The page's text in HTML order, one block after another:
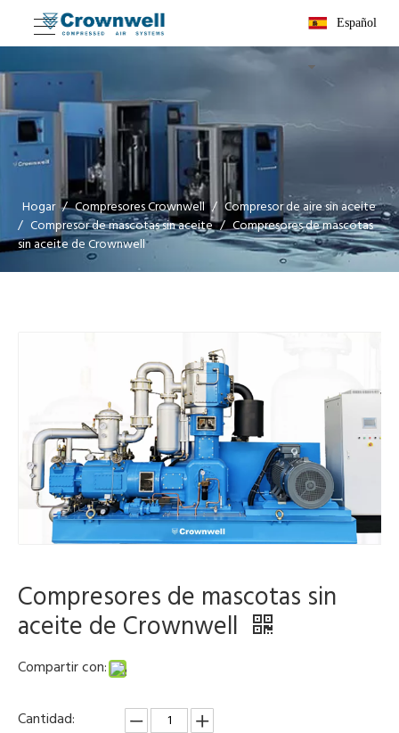
Español
Hogar / Compresores Crownwell / Compresor de aire sin aceite
/ Compresor de mascotas sin aceite / Compresores de mascotas
sin aceite de Crownwell
Compresores de mascotas sin
aceite de Crownwell
Compartir con:
Cantidad: